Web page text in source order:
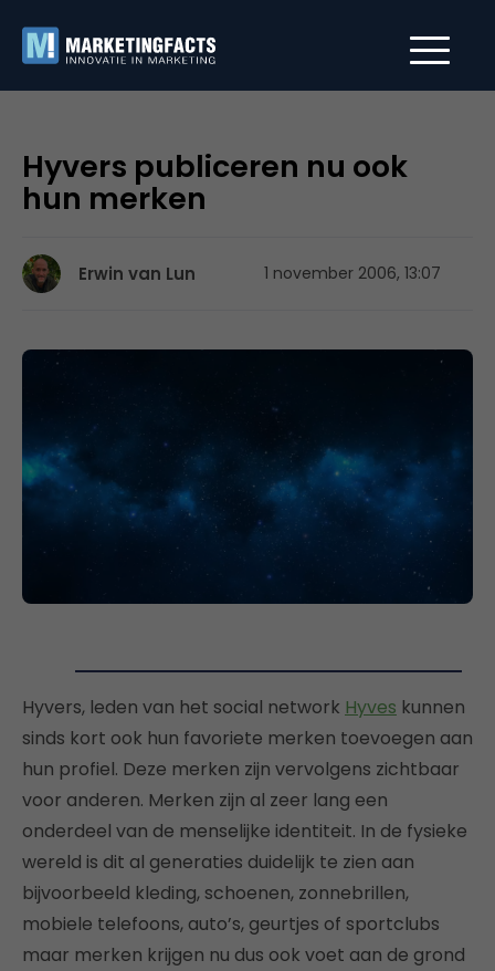
Hyvers publiceren nu ook
hun merken
Erwin van Lun 1 november 2006, 13:07
Hyvers, leden van het social network Hyves kunnen
sinds kort ook hun favoriete merken toevoegen aan
hun profiel. Deze merken zijn vervolgens zichtbaar
voor anderen. Merken zijn al zeer lang een
onderdeel van de menselijke identiteit. In de fysieke
wereld is dit al generaties duidelijk te zien aan
bijvoorbeeld kleding, schoenen, zonnebrillen,
mobiele telefoons, auto’s, geurtjes of sportclubs
maar merken krijgen nu dus ook voet aan de grond